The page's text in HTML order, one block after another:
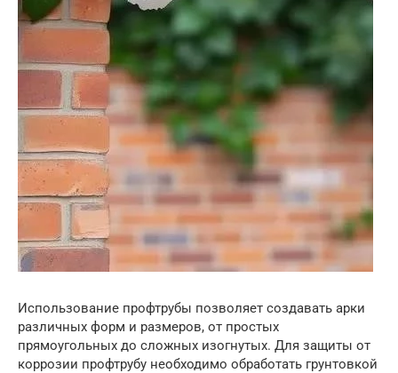
Использование профтрубы позволяет создавать арки
различных форм и размеров, от простых
прямоугольных до сложных изогнутых. Для защиты от
коррозии профтрубу необходимо обработать грунтовкой